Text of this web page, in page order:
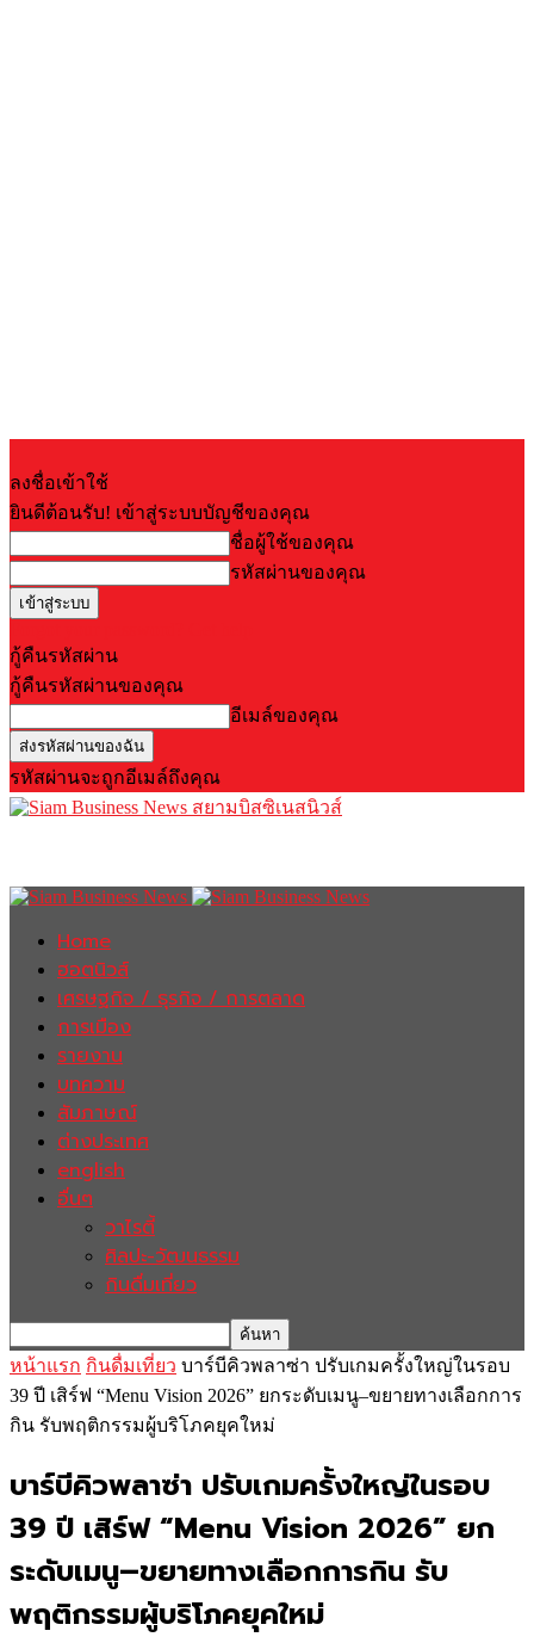
ลงชื่อเข้าใช้
ยินดีต้อนรับ! เข้าสู่ระบบบัญชีของคุณ
ชื่อผู้ใช้ของคุณ
รหัสผ่านของคุณ
กู้คืนรหัสผ่าน
กู้คืนรหัสผ่านของคุณ
อีเมล์ของคุณ
รหัสผ่านจะถูกอีเมล์ถึงคุณ
สยามบิสซิเนสนิวส์
Home
ฮอตนิวส์
เศรษฐกิจ / ธุรกิจ / การตลาด
การเมือง
รายงาน
บทความ
สัมภาษณ์
ต่างประเทศ
english
อื่นๆ
วาไรตี้
ศิลปะ-วัฒนธรรม
กินดื่มเที่ยว
หน้าแรก กินดื่มเที่ยว บาร์บีคิวพลาซ่า ปรับเกมครั้งใหญ่ในรอบ
39 ปี เสิร์ฟ “Menu Vision 2026” ยกระดับเมนู–ขยายทางเลือกการ
กิน รับพฤติกรรมผู้บริโภคยุคใหม่
บาร์บีคิวพลาซ่า ปรับเกมครั้งใหญ่ในรอบ
39 ปี เสิร์ฟ “Menu Vision 2026” ยก
ระดับเมนู–ขยายทางเลือกการกิน รับ
พฤติกรรมผู้บริโภคยุคใหม่